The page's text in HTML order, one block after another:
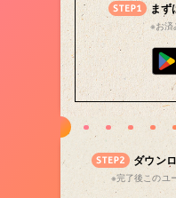
まず
※お済
ダウン
※完了後このユ